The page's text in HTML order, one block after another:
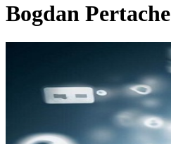
Bogdan Pertache